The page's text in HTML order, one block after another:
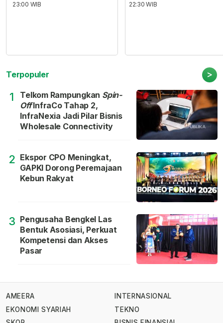
23:00 WIB
22:30 WIB
Terpopuler >
1 Telkom Rampungkan Spin-
OffInfraCo Tahap 2,
InfraNexia Jadi Pilar Bisnis
Wholesale Connectivity
2 Ekspor CPO Meningkat,
GAPKI Dorong Peremajaan
Kebun Rakyat
3 Pengusaha Bengkel Las
Bentuk Asosiasi, Perkuat
Kompetensi dan Akses
Pasar
AMEERA
EKONOMI SYARIAH
INTERNASIONAL
TEKNO